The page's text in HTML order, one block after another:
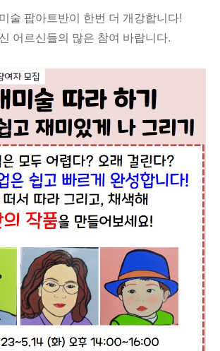
술 팝아트반이 한번 더 개강합니다!
어르신들의 많은 참여 바랍니다.